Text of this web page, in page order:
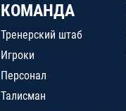
КОМАНДА
Тренерский штаб
Игроки
Персонал
Талисман